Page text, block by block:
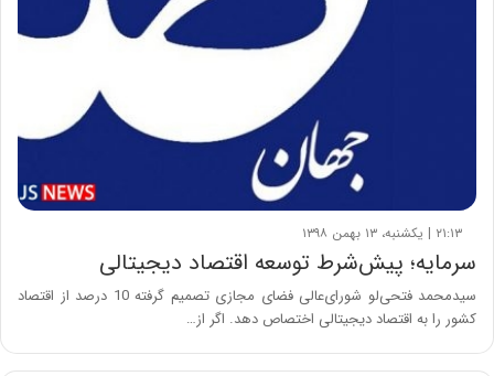
۲۱:۱۳ | یکشنبه، ۱۳ بهمن ۱۳۹۸
سرمایه؛ پیش‌شرط توسعه اقتصاد دیجیتالی
سیدمحمد فتحی‌لو شورای‌عالی فضای مجازی تصمیم گرفته 10 درصد از اقتصاد
کشور را به اقتصاد دیجیتالی اختصاص دهد. اگر از…